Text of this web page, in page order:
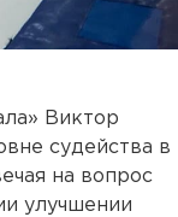
Виктор
судейства в
на вопрос
улучшении